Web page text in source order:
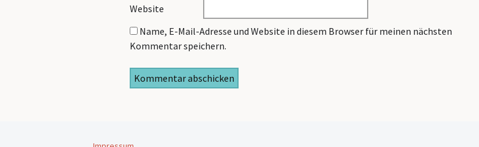
Website
Name, E-Mail-Adresse und Website in diesem Browser für meinen nächsten
Kommentar speichern.